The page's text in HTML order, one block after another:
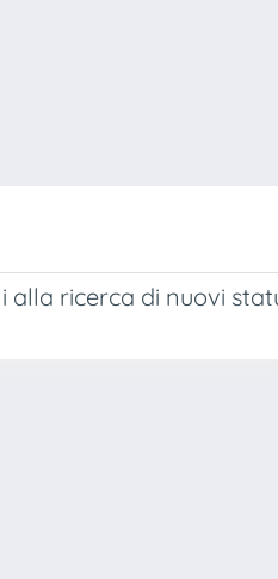
alla ricerca di nuovi